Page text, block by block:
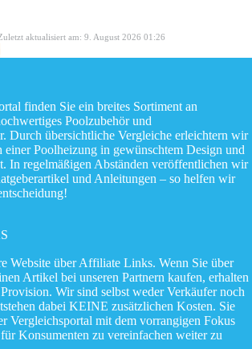
aktualisiert am: 9. August 2026 01:26
finden Sie ein breites Sortiment an
Poolzubehör und
Durch übersichtliche Vergleiche erleichtern wir
einer Poolheizung in gewünschtem Design und
In regelmäßigen Abständen veröffentlichen wir
und Anleitungen – so helfen wir
Website über Affiliate Links. Wenn Sie über
Artikel bei unseren Partnern kaufen, erhalten
Wir sind selbst weder Verkäufer noch
dabei KEINE zusätzlichen Kosten. Sie
Vergleichsportal mit dem vorrangigen Fokus
Konsumenten zu vereinfachen weiter zu